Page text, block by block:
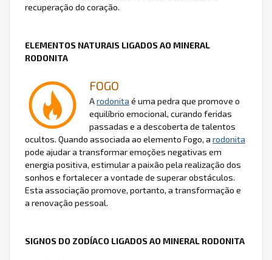
recuperação do coração.
ELEMENTOS NATURAIS LIGADOS AO MINERAL
RODONITA
FOGO
Arodonita é uma pedra que promove o
equilíbrio emocional, curando feridas
passadas e a descoberta de talentos
ocultos. Quando associada ao elemento Fogo, a rodonita
pode ajudar a transformar emoções negativas em
energia positiva, estimular a paixão pela realização dos
sonhos e fortalecer a vontade de superar obstáculos.
Esta associação promove, portanto, a transformação e
a renovação pessoal.
SIGNOS DO ZODÍACO LIGADOS AO MINERAL RODONITA